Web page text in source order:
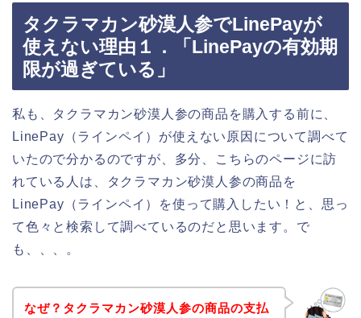
タクラマカン砂漠人参でLinePayが
使えない理由１．「LinePayの有効期
限が過ぎている」
私も、タクラマカン砂漠人参の商品を購入する前に、
LinePay（ラインペイ）が使えない原因について調べて
いたので分かるのですが、多分、こちらのページに訪
れている人は、タクラマカン砂漠人参の商品を
LinePay（ラインペイ）を使って購入したい！と、思っ
て色々と検索して調べているのだと思います。で
も、、、。
なぜ？タクラマカン砂漠人参の商品の支払